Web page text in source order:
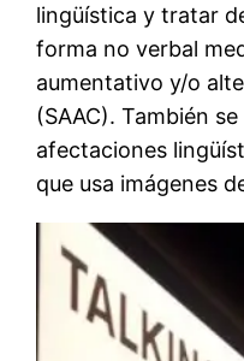
lingüística y tratar
forma no verbal
aumentativo y/o
(SAAC). También
afectaciones
que usa imágenes